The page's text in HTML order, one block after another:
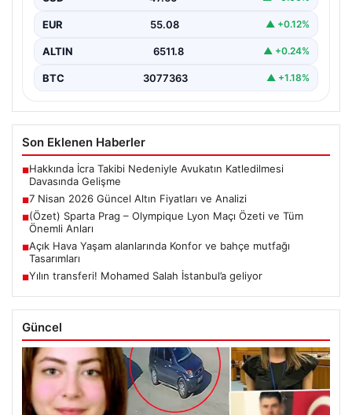
devam ediyor.…
EUR 55.08 ▲ +0.12%
ALTIN 6511.8 ▲ +0.24%
BTC 3077363 ▲ +1.18%
Son Eklenen Haberler
■Hakkında İcra Takibi Nedeniyle Avukatın Katledilmesi
Davasında Gelişme
■7 Nisan 2026 Güncel Altın Fiyatları ve Analizi
■(Özet) Sparta Prag – Olympique Lyon Maçı Özeti ve Tüm
Önemli Anları
■Açık Hava Yaşam alanlarında Konfor ve bahçe mutfağı
Tasarımları
■Yılın transferi! Mohamed Salah İstanbul’a geliyor
Güncel